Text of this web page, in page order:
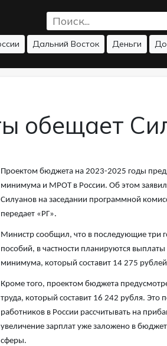
Дальний Восток Деньги
обещает
Проектом бюджета на 2023-2025 годы
минимума и МРОТ в России. Об этом
Силуанов на заседании программной
передает «РГ».
Министр сообщил, что в последующие три
пособий, в частности планируются
минимума, который составит 14 275
Кроме того, проектом бюджета
труда, который составит 16 242 рубля. Это
работников в России рассчитывать на
увеличение зарплат уже заложено в
сферы.